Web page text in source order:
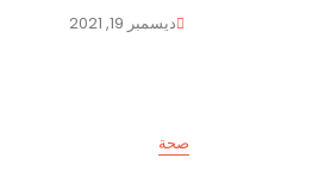
ديسمبر 19, 2021
صحة